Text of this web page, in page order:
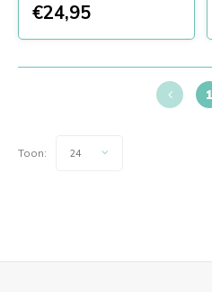
€24,95
1
Toon: 24